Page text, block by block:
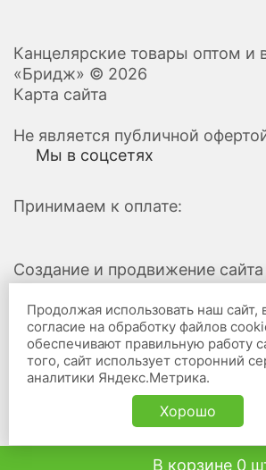
В корзине 0
Канцелярские товары оптом и
«Бридж» © 2026
Карта сайта
Не является публичной
Мы в соцсетях
Принимаем к оплате:
Создание и продвижение сайта
Продолжая использовать наш сайт,
согласие на обработку файлов
обеспечивают правильную работу
того, сайт использует сторонний
аналитики Яндекс.Метрика.
Хорошо